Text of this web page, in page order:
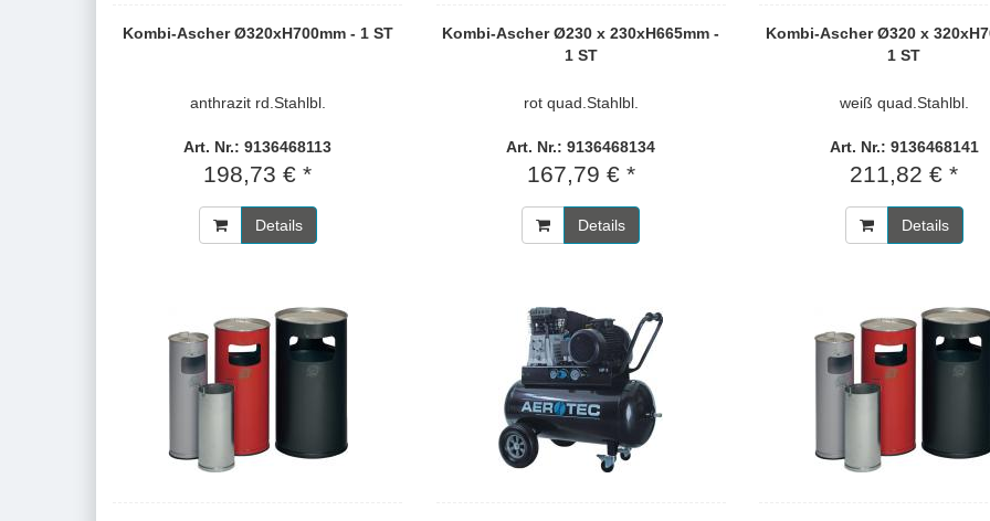
Kombi-Ascher Ø320xH700mm - 1 ST
anthrazit rd.Stahlbl.
Art. Nr.: 9136468113
198,73 € *
Details
Kombi-Ascher Ø230 x 230xH665mm -
1 ST
rot quad.Stahlbl.
Art. Nr.: 9136468134
167,79 € *
Details
Kombi-Ascher Ø320 x
1 ST
weiß quad.Stahlbl.
Art. Nr.: 9136468141
211,82 € *
Details